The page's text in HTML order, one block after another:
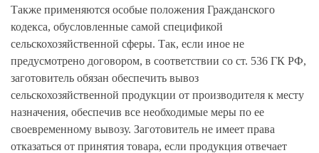
Также применяются особые положения Гражданского
кодекса, обусловленные самой спецификой
сельскохозяйственной сферы. Так, если иное не
предусмотрено договором, в соответствии со ст. 536 ГК РФ,
заготовитель обязан обеспечить вывоз
сельскохозяйственной продукции от производителя к месту
назначения, обеспечив все необходимые меры по ее
своевременному вывозу. Заготовитель не имеет права
отказаться от принятия товара, если продукция отвечает